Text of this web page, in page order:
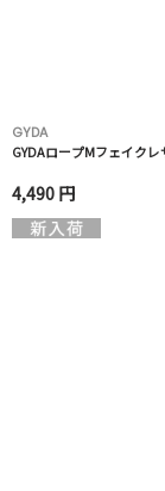
GYDA
GYDAロープMフェイク
4,490 円